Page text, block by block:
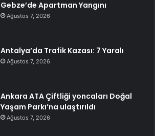
Gebze’de Apartman Yangını
Ağustos 7, 2026
Antalya’da Trafik Kazası: 7 Yaralı
Ağustos 7, 2026
Ankara ATA Çiftliği yoncaları Doğal
Yaşam Parkı’na ulaştırıldı
Ağustos 7, 2026